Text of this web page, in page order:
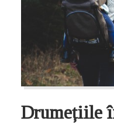
Drumețiile